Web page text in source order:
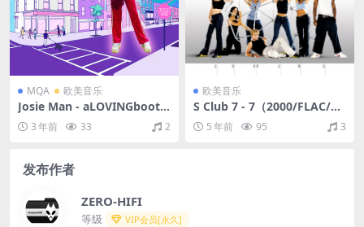
MQA 欧美音乐
Josie Man - aLOVINGbooth
ang（2020/FLAC/EP分轨/10
5M）(MQA/16bit/44.1kHz)
3 年前 33 2
欧美音乐
S Club 7 - 7（2000/FLAC/分
轨/370M）
5 年前 95 3
发布作者
ZERO-HIFI
等级 VIP会员[永久]